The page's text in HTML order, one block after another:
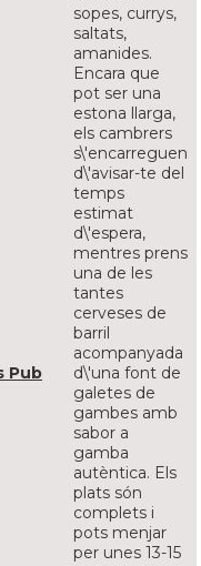
Pub
sopes, currys,
saltats,
amanides.
Encara que
pot ser una
estona llarga,
els cambrers
s\'encarreguen
d\'avisar-te del
temps
estimat
d\'espera,
mentres prens
una de les
tantes
cerveses de
barril
acompanyada
d\'una font de
galetes de
gambes amb
sabor a
gamba
autèntica. Els
plats són
complets i
pots menjar
per unes 13-15